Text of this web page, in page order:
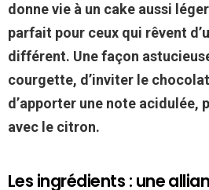
donne vie à un cake aussi
parfait pour ceux qui rêvent
différent. Une façon
courgette, d’inviter le
d’apporter une note acidulée,
avec le citron.
Les ingrédients : une